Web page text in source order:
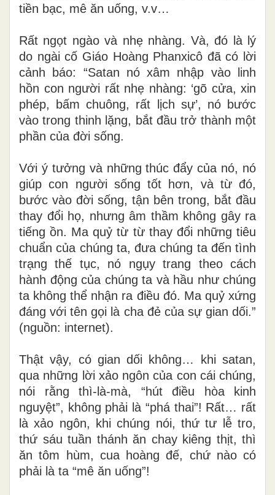
tiền bạc, mê ăn uống, v.v…
Rất ngọt ngào và nhẹ nhàng. Và, đó là lý
do ngài cố Giáo Hoàng Phanxicô đã có lời
cảnh báo: “Satan nó xâm nhập vào linh
hồn con người rất nhẹ nhàng: ‘gõ cửa, xin
phép, bấm chuông, rất lịch sự’, nó bước
vào trong thinh lặng, bắt đầu trở thành một
phần của đời sống.
Với ý tưởng và những thúc đẩy của nó, nó
giúp con người sống tốt hơn, và từ đó,
bước vào đời sống, tận bên trong, bắt đầu
thay đổi họ, nhưng âm thầm không gây ra
tiếng ồn. Ma quỷ từ từ thay đổi những tiêu
chuẩn của chúng ta, đưa chúng ta đến tình
trạng thế tục, nó ngụy trang theo cách
hành động của chúng ta và hầu như chúng
ta không thể nhận ra điều đó. Ma quỷ xứng
đáng với tên gọi là cha đẻ của sự gian dối.”
(nguồn: internet).
Thật vậy, có gian dối không… khi satan,
qua những lời xảo ngôn của con cái chúng,
nói rằng thì-là-mà, “hút điều hòa kinh
nguyệt”, không phải là “phá thai”! Rất… rất
là xảo ngôn, khi chúng nói, thứ tư lễ tro,
thứ sáu tuần thánh ăn chay kiêng thịt, thì
ăn tôm hùm, cua hoàng đế, chứ nào có
phải là ta “mê ăn uống”!